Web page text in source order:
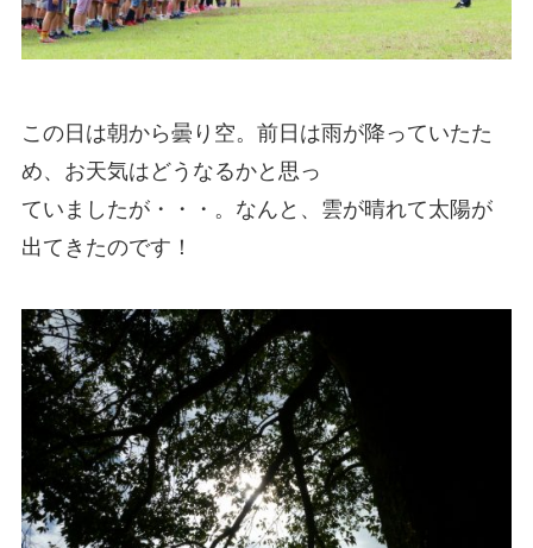
この日は朝から曇り空。前日は雨が降っていたた
め、お天気はどうなるかと思っ
ていましたが・・・。なんと、雲が晴れて太陽が
出てきたのです！